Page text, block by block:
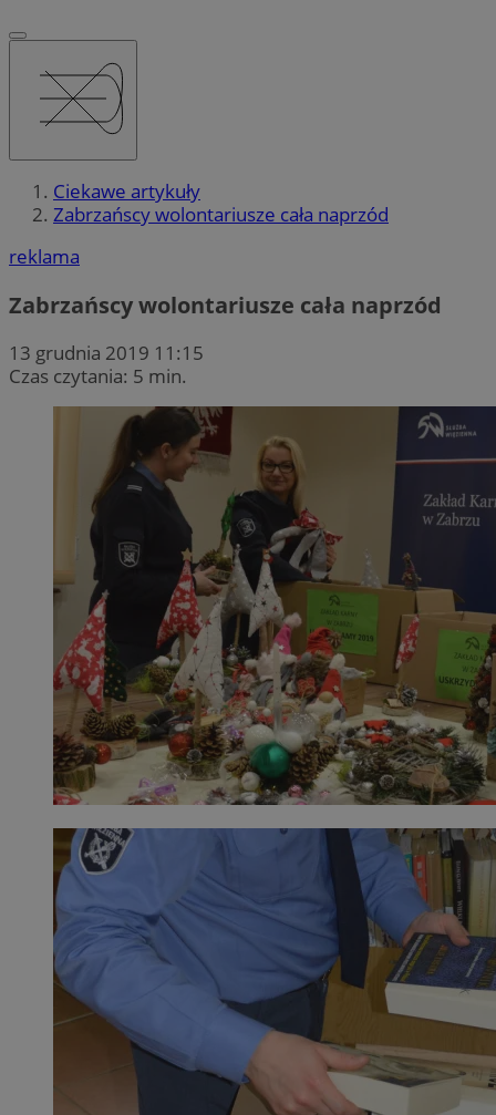
Ciekawe artykuły
Zabrzańscy wolontariusze cała naprzód
reklama
Zabrzańscy wolontariusze cała naprzód
13 grudnia 2019 11:15
Czas czytania: 5 min.